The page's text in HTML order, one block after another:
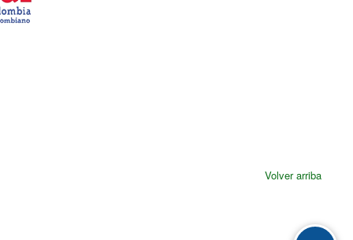
Volver arriba